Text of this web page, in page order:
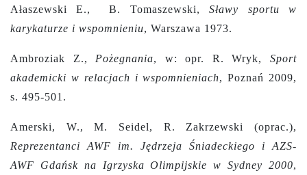
Ałaszewski E., B. Tomaszewski,Sławy sportu w
karykaturze i wspomnieniu, Warszawa 1973.
Ambroziak Z., Pożegnania, w: opr. R. Wryk,Sport
akademicki w relacjach i wspomnieniach, Poznań 2009,
s. 495-501.
Amerski, W., M. Seidel, R. Zakrzewski (oprac.),
Reprezentanci AWF im. Jędrzeja Śniadeckiego i AZS-
AWF Gdańsk na Igrzyska Olimpijskie w Sydney 2000,